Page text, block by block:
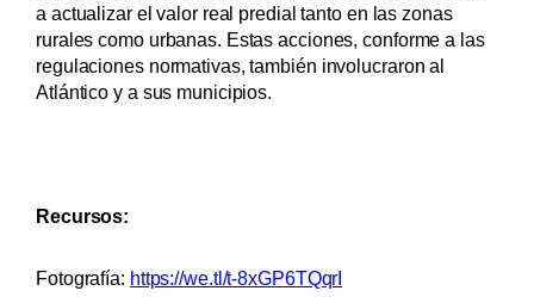
a actualizar el valor real predial tanto en las zonas
rurales como urbanas. Estas acciones, conforme a las
regulaciones normativas, también involucraron al
Atlántico y a sus municipios.
Recursos:
Fotografía: https://we.tl/t-8xGP6TQqrI